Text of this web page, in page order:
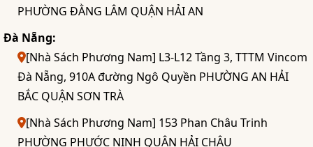
PHƯỜNG ĐẰNG LÂM QUẬN HẢI AN
Đà Nẵng:
[Nhà Sách Phương Nam] L3-L12 Tầng 3, TTTM Vincom
Đà Nẵng, 910A đường Ngô Quyền PHƯỜNG AN HẢI
BẮC QUẬN SƠN TRÀ
[Nhà Sách Phương Nam] 153 Phan Châu Trinh
PHƯỜNG PHƯỚC NINH QUẬN HẢI CHÂU